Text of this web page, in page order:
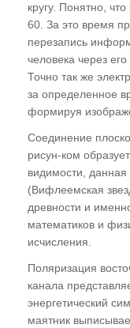
после
ГЛАВА
Причинно-
состояний
Программа
Аллергия
СПИД
кругу. Понятно,
60. За это время
перезапись
человека через
Точно так же
за определенное
формируя
Соединение
рисун-ком
видимости,
(Вифлеемская
древности и
математиков и
исчисления.
Поляризация
канала
энергетический
маятник